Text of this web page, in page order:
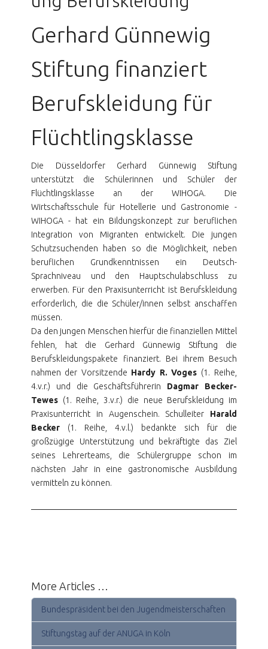
Gerhard Günnewig
Stiftung finanziert
Berufskleidung für
Flüchtlingsklasse
Die Düsseldorfer Gerhard Günnewig Stiftung
unterstützt die Schülerinnen und Schüler der
Flüchtlingsklasse an der WIHOGA. Die
Wirtschaftsschule für Hotellerie und Gastronomie -
WIHOGA - hat ein Bildungskonzept zur beruflichen
Integration von Migranten entwickelt. Die jungen
Schutzsuchenden haben so die Möglichkeit, neben
beruflichen Grundkenntnissen ein Deutsch-
Sprachniveau und den Hauptschulabschluss zu
erwerben. Für den Praxisunterricht ist Berufskleidung
erforderlich, die die Schüler/innen selbst anschaffen
müssen.
Da den jungen Menschen hierfür die finanziellen Mittel
fehlen, hat die Gerhard Günnewig Stiftung die
Berufskleidungspakete finanziert. Bei ihrem Besuch
nahmen der Vorsitzende Hardy R. Voges (1. Reihe,
4.v.r.) und die Geschäftsführerin Dagmar Becker-
Tewes (1. Reihe, 3.v.r.) die neue Berufskleidung im
Praxisunterricht in Augenschein. Schulleiter Harald
Becker (1. Reihe, 4.v.l.) bedankte sich für die
großzügige Unterstützung und bekräftigte das Ziel
seines Lehrerteams, die Schülergruppe schon im
nächsten Jahr in eine gastronomische Ausbildung
vermitteln zu können.
More Articles …
Bundespräsident bei den Jugendmeisterschaften
Stiftungstag auf der ANUGA in Köln